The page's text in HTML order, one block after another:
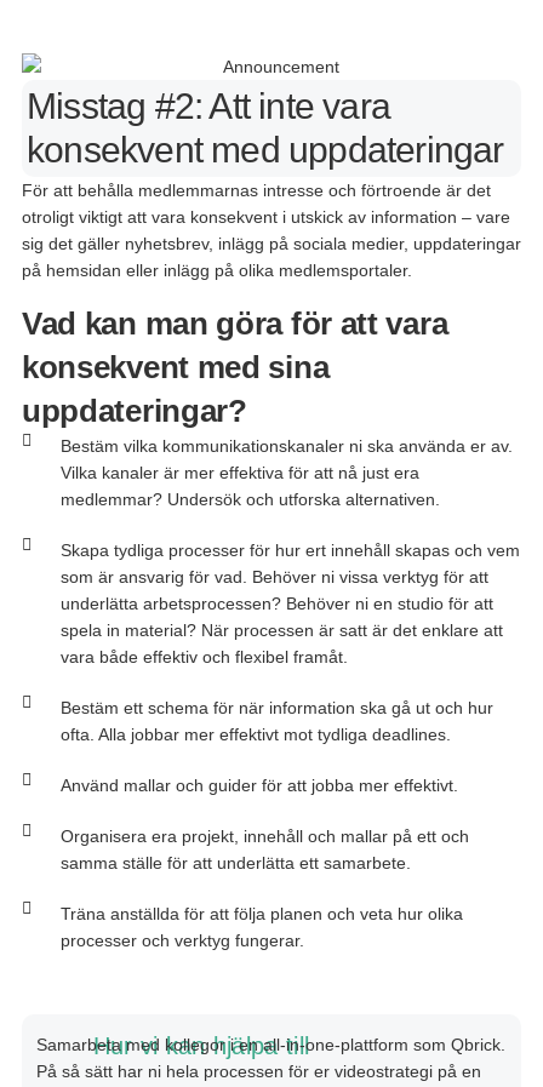
Misstag #2: Att inte vara
konsekvent med uppdateringar
För att behålla medlemmarnas intresse och förtroende ärdet
otroligt viktigt att vara konsekvent i utskickav information – vare
sig det gäller nyhetsbrev, inlägg på sociala medier, uppdateringar
på hemsidan eller inlägg på olika medlemsportaler.
Vad kan man göra för att vara
konsekvent med sina
uppdateringar?
Bestäm vilka kommunikationskanaler ni ska använda er av.
Vilka kanaler är mer effektiva för att nå just era
medlemmar? Undersök och utforska alternativen.
Skapa tydliga processer för hur ert innehåll skapas och vem
som är ansvarig för vad. Behöver ni vissa verktyg för att
underlätta arbetsprocessen? Behöver ni en studio för att
spela in material? När processen är satt är det enklare att
vara både effektiv och flexibel framåt.
Bestäm ett schema för när information ska gå ut och hur
ofta. Alla jobbar mer effektivt mot tydliga deadlines.
Använd mallar och guider för att jobba mer effektivt.
Organisera era projekt, innehåll och mallar på ett och
samma ställe för att underlätta ett samarbete.
Träna anställda för att följa planen och veta hur olika
processer och verktyg fungerar.
Hur vi kan hjälpa till
Samarbetamed kollegor i enall-in-one-plattform som Qbrick.
På så sätt har ni hela processen för ervideostrategi på en